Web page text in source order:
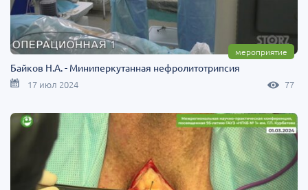
мероприятие
Байков Н.А. - Миниперкутанная нефролитотрипсия
17 июл 2024 77